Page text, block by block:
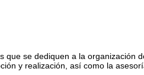
que se dediquen a la organización
y realización, así como la